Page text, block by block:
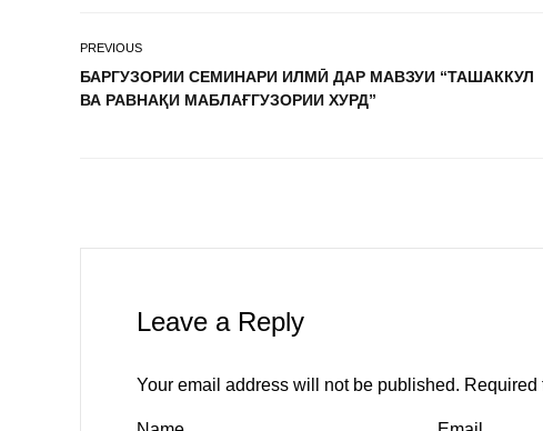
PREVIOUS
БАРГУЗОРИИ СЕМИНАРИ ИЛМӢ ДАР МАВЗУИ “ТАШАККУЛ
ВА РАВНАҚИ МАБЛАҒГУЗОРИИ ХУРД”
Leave a Reply
Your email address will not be published. Required